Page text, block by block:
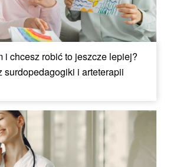
i chcesz robić to jeszcze lepiej?
surdopedagogiki i arteterapii